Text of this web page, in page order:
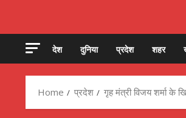
देश दुनिया प्रदेश शहर
Home प्रदेश गृह मंत्री विजय शर्मा के